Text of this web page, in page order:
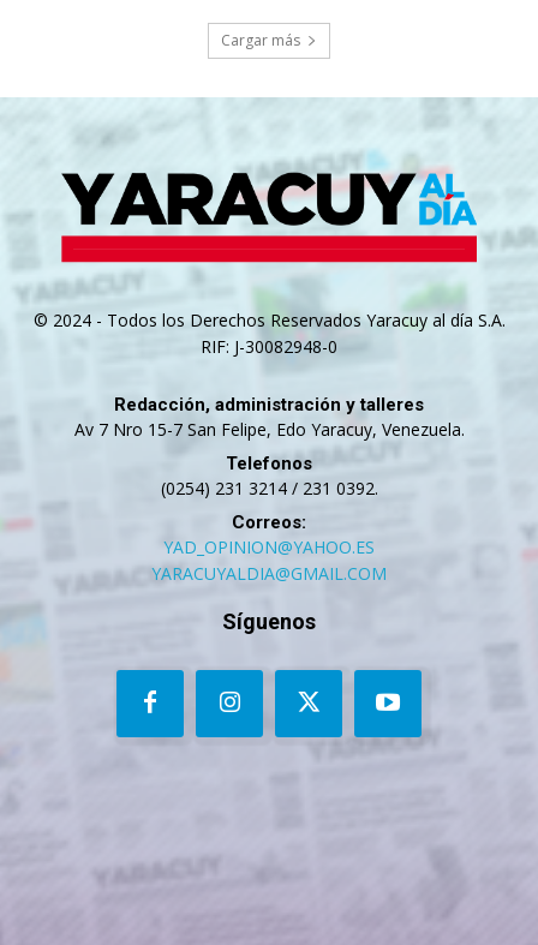
Cargar más
© 2024 - Todos los Derechos Reservados Yaracuy al día S.A.
RIF: J-30082948-0
Redacción, administración y talleres
Av 7 Nro 15-7 San Felipe, Edo Yaracuy, Venezuela.
Telefonos
(0254) 231 3214 / 231 0392.
Correos:
YAD_OPINION@YAHOO.ES
YARACUYALDIA@GMAIL.COM
Síguenos